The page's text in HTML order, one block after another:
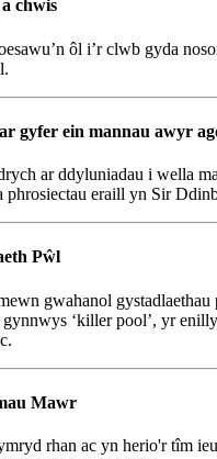
chwis
ôl i’r clwb gyda
gyfer ein mannau awyr
ar ddyluniadau i wella
phrosiectau eraill yn Sir
Pŵl
gwahanol
‘killer pool’, yr
Mawr
rhan ac yn herio'r tîm